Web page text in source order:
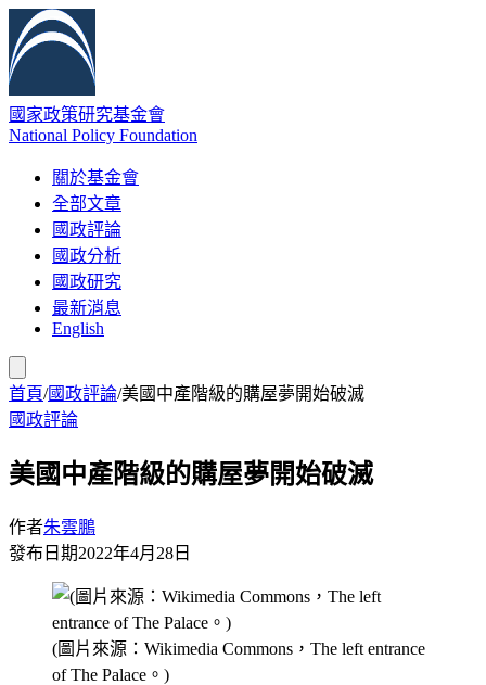
國家政策研究基金會
National Policy Foundation
關於基金會
全部文章
國政評論
國政分析
國政研究
最新消息
English
首頁/國政評論/美國中產階級的購屋夢開始破滅
國政評論
美國中產階級的購屋夢開始破滅
作者朱雲鵬
發布日期2022年4月28日
(圖片來源：Wikimedia Commons，The left entrance
of The Palace。)